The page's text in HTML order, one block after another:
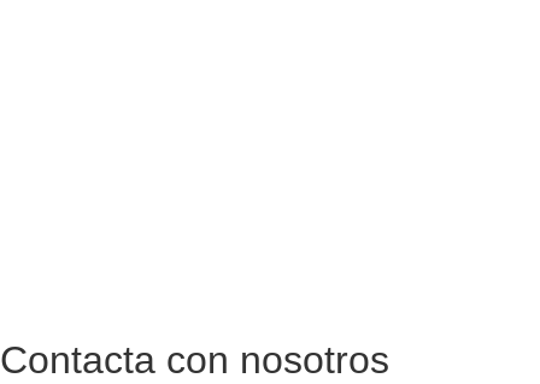
Contacta con nosotros